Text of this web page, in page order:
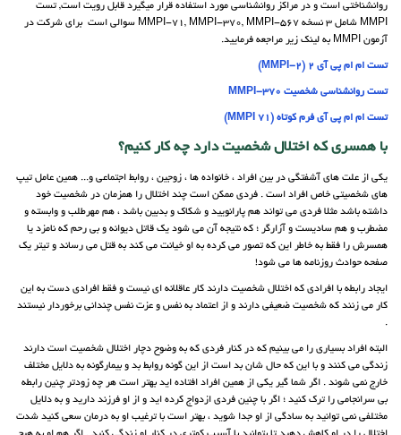
روانشناختی است و در مراکز روانشناسی مورد استفاده قرار میگیرد قابل رویت است, تست
MMPI شامل 3 نسخه MMPI-71, MMPI-370, MMPI-567 سوالی است برای شرکت در
آزمون MMPI به لینک زیر مراجعه فرمایید.
تست ام ام پی آی 2 (MMPI-2)
تست روانشناسی شخصیت MMPI-370
تست ام ام پی آی فرم کوتاه (71 MMPI)
با همسری که اختلال شخصیت دارد چه کار کنیم؟
یکی از علت های آشفتگی در بین افراد ، خانواده ها ، زوجین ، روابط اجتماعی و... همین عامل تیپ
های شخصیتی خاص افراد است . فردی ممکن است چند اختلال را همزمان در شخصیت خود
داشته باشد مثلا فردی می تواند هم پارانویید و شکاک و بدبین باشد ، هم مهرطلب و وابسته و
مضطرب و هم سادیست و آزارگر ؛ که نتیجه آن می شود یک قاتل دیوانه و بی رحم که نامزد یا
همسرش را فقط به خاطر این که تصور می کرده به او خیانت می کند به قتل می رساند و تیتر یک
صفحه حوادث روزنامه ها می شود!
ایجاد رابطه با افرادی که اختلال شخصیت دارند کار عاقلانه ای نیست و فقط افرادی دست به این
کار می زنند که شخصیت ضعیفی دارند و از اعتماد به نفس و عزت نفس چندانی برخوردار نیستند
.
البته افراد بسیاری را می بینیم که در کنار فردی که به وضوح دچار اختلال شخصیت است دارند
زندگی می کنند و با این که حال شان بد است از این گونه روابط بد و بیمارگونه به دلایل مختلف
خارج نمی شوند . اگر شما گیر یکی از همین افراد افتاده اید بهتر است هر چه زودتر چنین رابطه
بی سرانجامی را ترک کنید ؛ اگر با چنین فردی ازدواج کرده اید و از او فرزند دارید و به دلایل
مختلفی نمی توانید به سادگی از او جدا شوید ، بهتر است با ترغیب او به درمان سعی کنید شدت